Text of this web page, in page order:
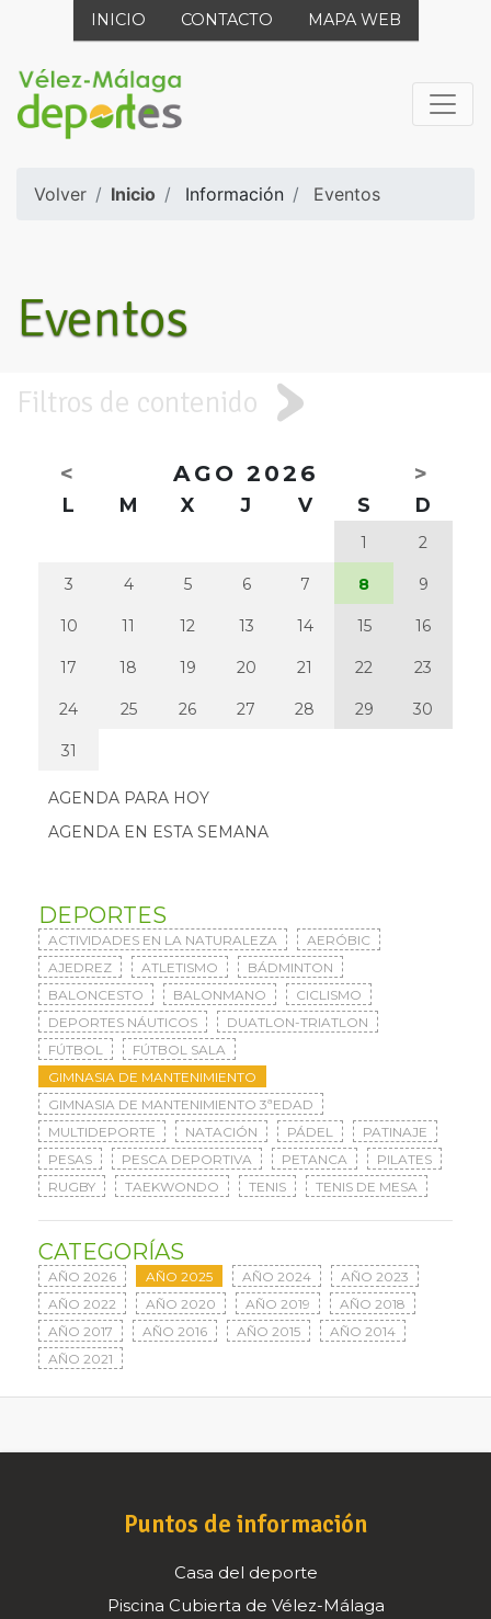
INICIO CONTACTO MAPA WEB
Volver Inicio Información Eventos
Eventos
Filtros de contenido
< AGO 2026 >
L M X J V S D
1 2
3 4 5 6 7 8 9
10 11 12 13 14 15 16
17 18 19 20 21 22 23
24 25 26 27 28 29 30
31
AGENDA PARA HOY
AGENDA EN ESTA SEMANA
DEPORTES
ACTIVIDADES EN LA NATURALEZA
AERÓBIC
AJEDREZ
ATLETISMO
BÁDMINTON
BALONCESTO
BALONMANO
CICLISMO
DEPORTES NÁUTICOS
DUATLON-TRIATLON
FÚTBOL
FÚTBOL SALA
GIMNASIA DE MANTENIMIENTO
GIMNASIA DE MANTENIMIENTO 3ªEDAD
MULTIDEPORTE
NATACIÓN PÁDEL
PATINAJE
PESAS
PESCA DEPORTIVA PETANCA
PILATES
RUGBY
TAEKWONDO TENIS TENIS DE MESA
CATEGORÍAS
AÑO 2026 AÑO 2025 AÑO 2024
AÑO 2023
AÑO 2022
AÑO 2020 AÑO 2019
AÑO 2018
AÑO 2017
AÑO 2016 AÑO 2015
AÑO 2014
AÑO 2021
Puntos de información
Casa del deporte
Piscina Cubierta de Vélez-Málaga